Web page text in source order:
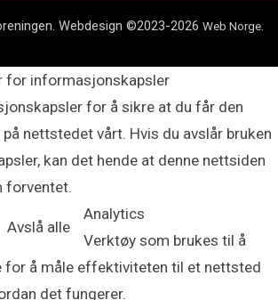
Webdesign ©2023-2026 Web Norge.
for informasjonskapsler
for å sikre at du får den
nettstedet vårt. Hvis du avslår bruken
kan det hende at denne nettsiden
forventet.
Avslå alle
Analytics
Verktøy som brukes til å
for å måle effektiviteten til et nettsted
det fungerer.